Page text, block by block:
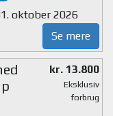
oktober 2026
Se mere
kr. 13.800
Eksklusiv
forbrug